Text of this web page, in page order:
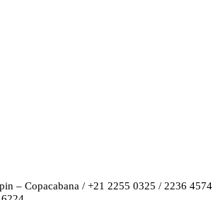
– Copacabana / +21 2255 0325 / 2236 4574